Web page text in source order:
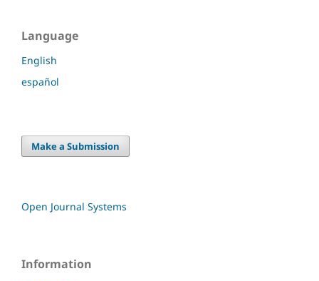
Language
English
español
Make a Submission
Open Journal Systems
Information